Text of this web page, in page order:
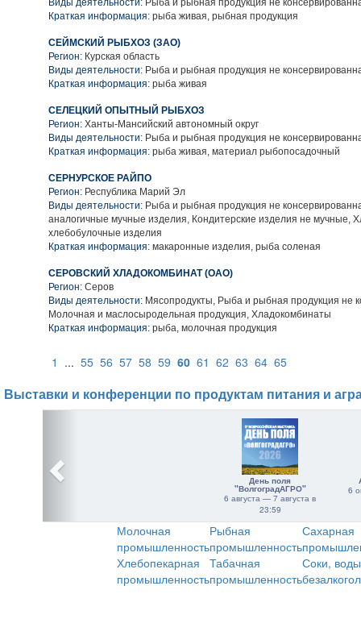
Виды деятельности: Рыба и рыбная продукция не
Краткая информация: рыба живая, рыбная продукция
СЕЙМСКИЙ РЫБХОЗ (ЗАО)
Регион: Курская область
Виды деятельности: Рыба и рыбная продукция не
Краткая информация: рыба живая
СЕЛЕЦКИЙ ОПЫТНЫЙ РЫБХОЗ
Регион: Ханты-Мансийский автономный округ
Виды деятельности: Рыба и рыбная продукция не
Краткая информация: рыба живая, материал рыбопосадочный
СЕРНУРСКОЕ РАЙПО
Регион: Республика Марий Эл
Виды деятельности: Рыба и рыбная продукция не
аналогичные мучные изделия, Кондитерские изделия не мучные,
хлебобулочные изделия
Краткая информация: макаронные изделия, рыба соленая
СЕРОВСКИЙ ХЛАДОКОМБИНАТ (ОАО)
Регион: Серов
Виды деятельности: Мясопродукты, Рыба и рыбная продукция не
Молочная и маслосыродельная продукция, Хладокомбинаты
Краткая информация: рыба, молочная продукция
1 ... 55 56 57 58 59 60 61 62 63 64 65
Выставки и конференции по продуктам питания и
День поля
"ВолгоградАГРО"
6 августа — 7 августа в
23:59
6
Молочная
промышленность
Рыбная
промышленность
Сахарная
Хлебопекарная
промышленность
Табачная
промышленность
Соки,